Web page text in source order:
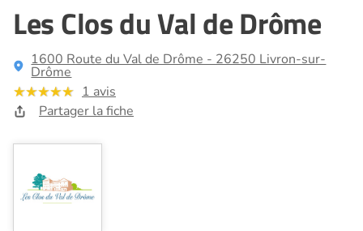
Les Clos du Val de Drôme
1600 Route du Val de Drôme - 26250 Livron-sur-
Drôme
1 avis
Partager la fiche